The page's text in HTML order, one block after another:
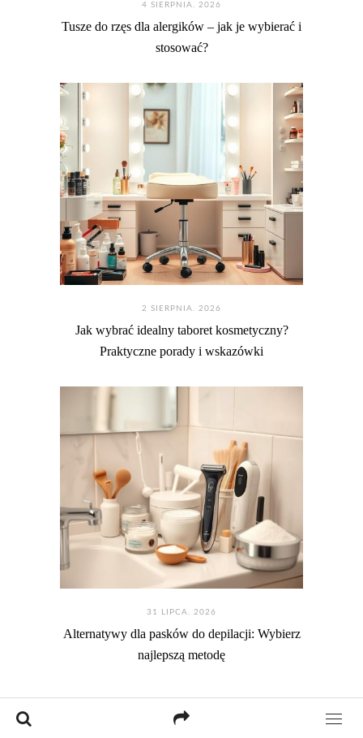
4 SIERPNIA. 2026
Tusze do rzęs dla alergików – jak je wybierać i
stosować?
2 SIERPNIA. 2026
Jak wybrać idealny taboret kosmetyczny?
Praktyczne porady i wskazówki
31 LIPCA. 2026
Alternatywy dla pasków do depilacji: Wybierz
najlepszą metodę